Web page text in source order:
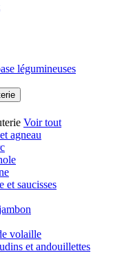
légumineuses
Voir tout
agneau
et saucisses
volaille
et andouillettes